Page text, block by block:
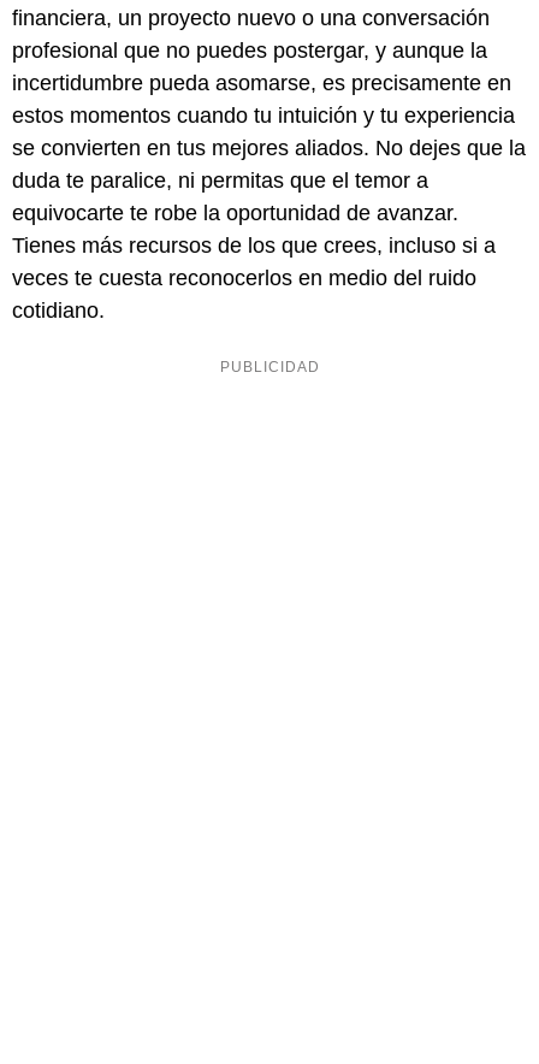
financiera, un proyecto nuevo o una conversación
profesional que no puedes postergar, y aunque la
incertidumbre pueda asomarse, es precisamente en
estos momentos cuando tu intuición y tu experiencia
se convierten en tus mejores aliados. No dejes que la
duda te paralice, ni permitas que el temor a
equivocarte te robe la oportunidad de avanzar.
Tienes más recursos de los que crees, incluso si a
veces te cuesta reconocerlos en medio del ruido
cotidiano.